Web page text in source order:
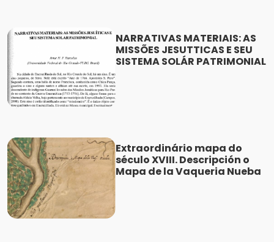
NARRATIVAS MATERIAIS: AS
MISSÕES JESUTTICAS E SEU
SISTEMA SOLÁR PATRIMONIAL
Extraordinário mapa do
século XVIII. Descripción o
Mapa de la Vaqueria Nueba